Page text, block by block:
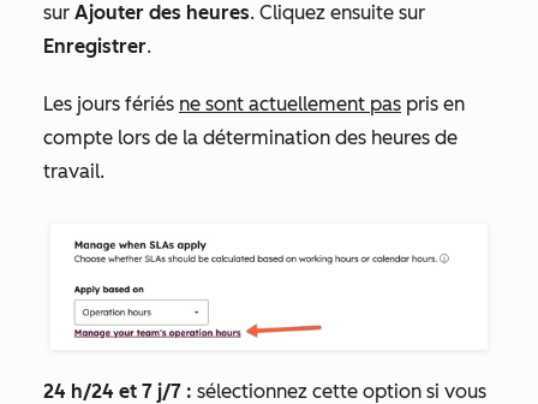
sur Ajouter des heures. Cliquez ensuite sur
Enregistrer.
Les jours fériés ne sont actuellement pas pris en
compte lors de la détermination des heures de
travail.
24 h/24 et 7 j/7 : sélectionnez cette option si vous